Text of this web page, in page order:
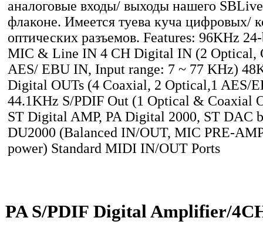
аналоговые входы/ выходы нашего
флаконе. Имеется туева куча цифровых/
оптических разъемов. Features: 96KHz
MIC & Line IN 4 CH Digital IN (2 Optical,
AES/ EBU IN, Input range: 7 ~ 77 KHz)
Digital OUTs (4 Coaxial, 2 Optical,1 AES/
44.1KHz S/PDIF Out (1 Optical & Coaxial
ST Digital AMP, PA Digital 2000, ST DAC
DU2000 (Balanced IN/OUT, MIC PRE-
power) Standard MIDI IN/OUT Ports
PA S/PDIF Digital Amplifier/